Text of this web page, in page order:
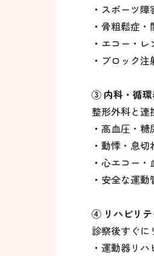
・ スポーツ障
・ 骨粗鬆症・
・ エコー・レ
・ ブロック
③ 内科・循環
整形外科と連
・高血圧・糖
・動悸・息切
・心エコー・
・ 安全な運動
④ リハビリテ
診察後すぐに
・運動器リハ